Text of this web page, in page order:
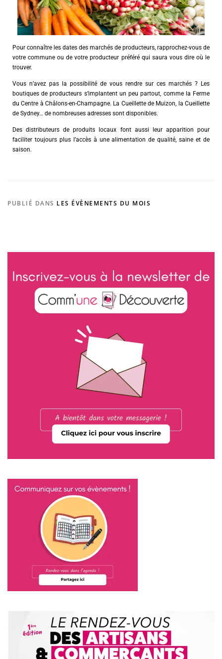
Pour connaître les dates des marchés de producteurs, rapprochez-vous de
votre commune ou de votre producteur préféré qui saura vous dire où le
trouver.
Vous n’avez pas la possibilité de vous rendre sur ces marchés ? Les
boutiques de producteurs s’implantent un peu partout, comme la Ferme
du Centre à Châlons-en-Champagne. La Cueillette de Muizon, la Cueillette
de Sydney… de nombreuses adresses sont disponibles.
Des distributeurs de produits locaux font aussi leur apparition pour
faciliter toujours plus l’accès à une alimentation de qualité, saine et de
saison.
PUBLIÉ DANS LES ÉVÈNEMENTS DU MOIS